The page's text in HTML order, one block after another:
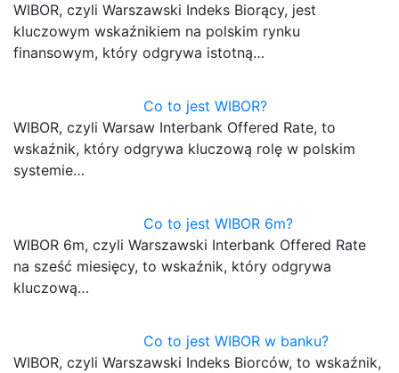
WIBOR, czyli Warszawski Indeks Biorący, jest
kluczowym wskaźnikiem na polskim rynku
finansowym, który odgrywa istotną…
Co to jest WIBOR?
WIBOR, czyli Warsaw Interbank Offered Rate, to
wskaźnik, który odgrywa kluczową rolę w polskim
systemie…
Co to jest WIBOR 6m?
WIBOR 6m, czyli Warszawski Interbank Offered Rate
na sześć miesięcy, to wskaźnik, który odgrywa
kluczową…
Co to jest WIBOR w banku?
WIBOR, czyli Warszawski Indeks Biorców, to wskaźnik,